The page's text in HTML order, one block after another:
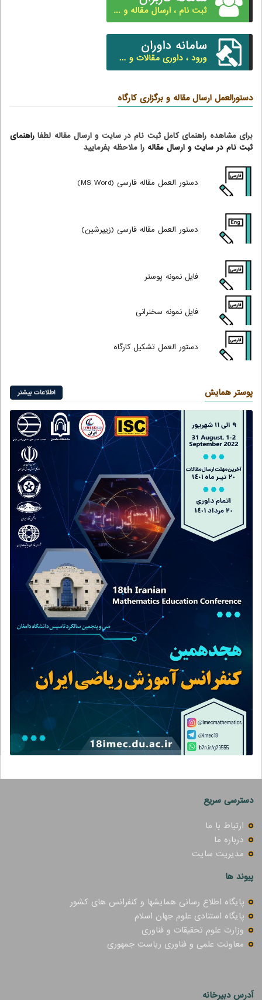
دستورالعمل ارسال مقاله و برگزاری کارگاه
برای مشاهده راهنمای کامل ثبت نام در سایت و ارسال مقاله لطفا راهنمای
ثبت نام در سایت و ارسال مقاله را ملاحظه بفرمایید
دستور العمل مقاله فارسی (MS Word)
دستور العمل مقاله فارسی (زیپرشین)
فایل نمونه پوستر
فایل نمونه سخنرانی
دستور العمل تشکیل کارگاه
پوستر همایش اطلاعات بیشتر
دسترسی سریع
ارتباط با ما
درباره ما
مدیریت سایت
پیوند ها
پایگاه اطلاع رسانی همایشها و کنفرانس های کشور
پایگاه استنادی علوم جهان اسلام
وزارت علوم تحقیقات و فناوری
معاونت علمی و فناوری ریاست جمهوری
آدرس دبیرخانه